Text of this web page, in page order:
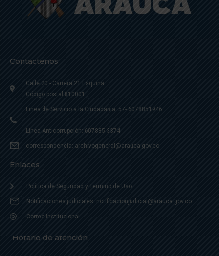
Contáctenos
Calle 20 - Carrera 21 Esquina
Código postal 810001
Linea de Servicio a la Ciudadania: 57- 6078851946
Linea Anticorrupción: 607885 3374
correspondencia: archivogeneral@arauca.gov.co
Enlaces
Política de Seguridad y Termino de Uso
Notificaciones judiciales: notificacionjudicial@arauca.gov.co
Correo Institucional
Horario de atención